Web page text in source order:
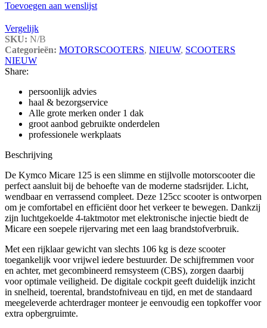
Toevoegen aan wenslijst
Vergelijk
SKU: N/B
Categorieën: MOTORSCOOTERS, NIEUW, SCOOTERS
NIEUW
Share:
persoonlijk advies
haal & bezorgservice
Alle grote merken onder 1 dak
groot aanbod gebruikte onderdelen
professionele werkplaats
Beschrijving
De Kymco Micare 125 is een slimme en stijlvolle motorscooter die
perfect aansluit bij de behoefte van de moderne stadsrijder. Licht,
wendbaar en verrassend compleet. Deze 125cc scooter is ontworpen
om je comfortabel en efficiënt door het verkeer te bewegen. Dankzij
zijn luchtgekoelde 4-taktmotor met elektronische injectie biedt de
Micare een soepele rijervaring met een laag brandstofverbruik.
Met een rijklaar gewicht van slechts 106 kg is deze scooter
toegankelijk voor vrijwel iedere bestuurder. De schijfremmen voor
en achter, met gecombineerd remsysteem (CBS), zorgen daarbij
voor optimale veiligheid. De digitale cockpit geeft duidelijk inzicht
in snelheid, toerental, brandstofniveau en tijd, en met de standaard
meegeleverde achterdrager monteer je eenvoudig een topkoffer voor
extra opbergruimte.